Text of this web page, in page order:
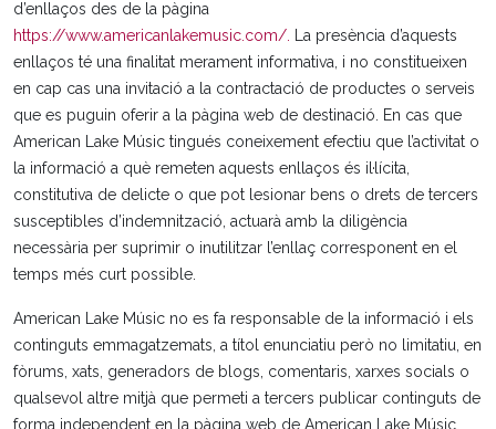
d’enllaços des de la pàgina
https://www.americanlakemusic.com/.
La presència d’aquests
enllaços té una finalitat merament informativa, i no constitueixen
en cap cas una invitació a la contractació de productes o serveis
que es puguin oferir a la pàgina web de destinació. En cas que
American Lake Músic tingués coneixement efectiu que l’activitat o
la informació a què remeten aquests enllaços és il·lícita,
constitutiva de delicte o que pot lesionar bens o drets de tercers
susceptibles d’indemnització, actuarà amb la diligència
necessària per suprimir o inutilitzar l’enllaç corresponent en el
temps més curt possible.
American Lake Músic no es fa responsable de la informació i els
continguts emmagatzemats, a títol enunciatiu però no limitatiu, en
fòrums, xats, generadors de blogs, comentaris, xarxes socials o
qualsevol altre mitjà que permeti a tercers publicar continguts de
forma independent en la pàgina web de American Lake Músic.